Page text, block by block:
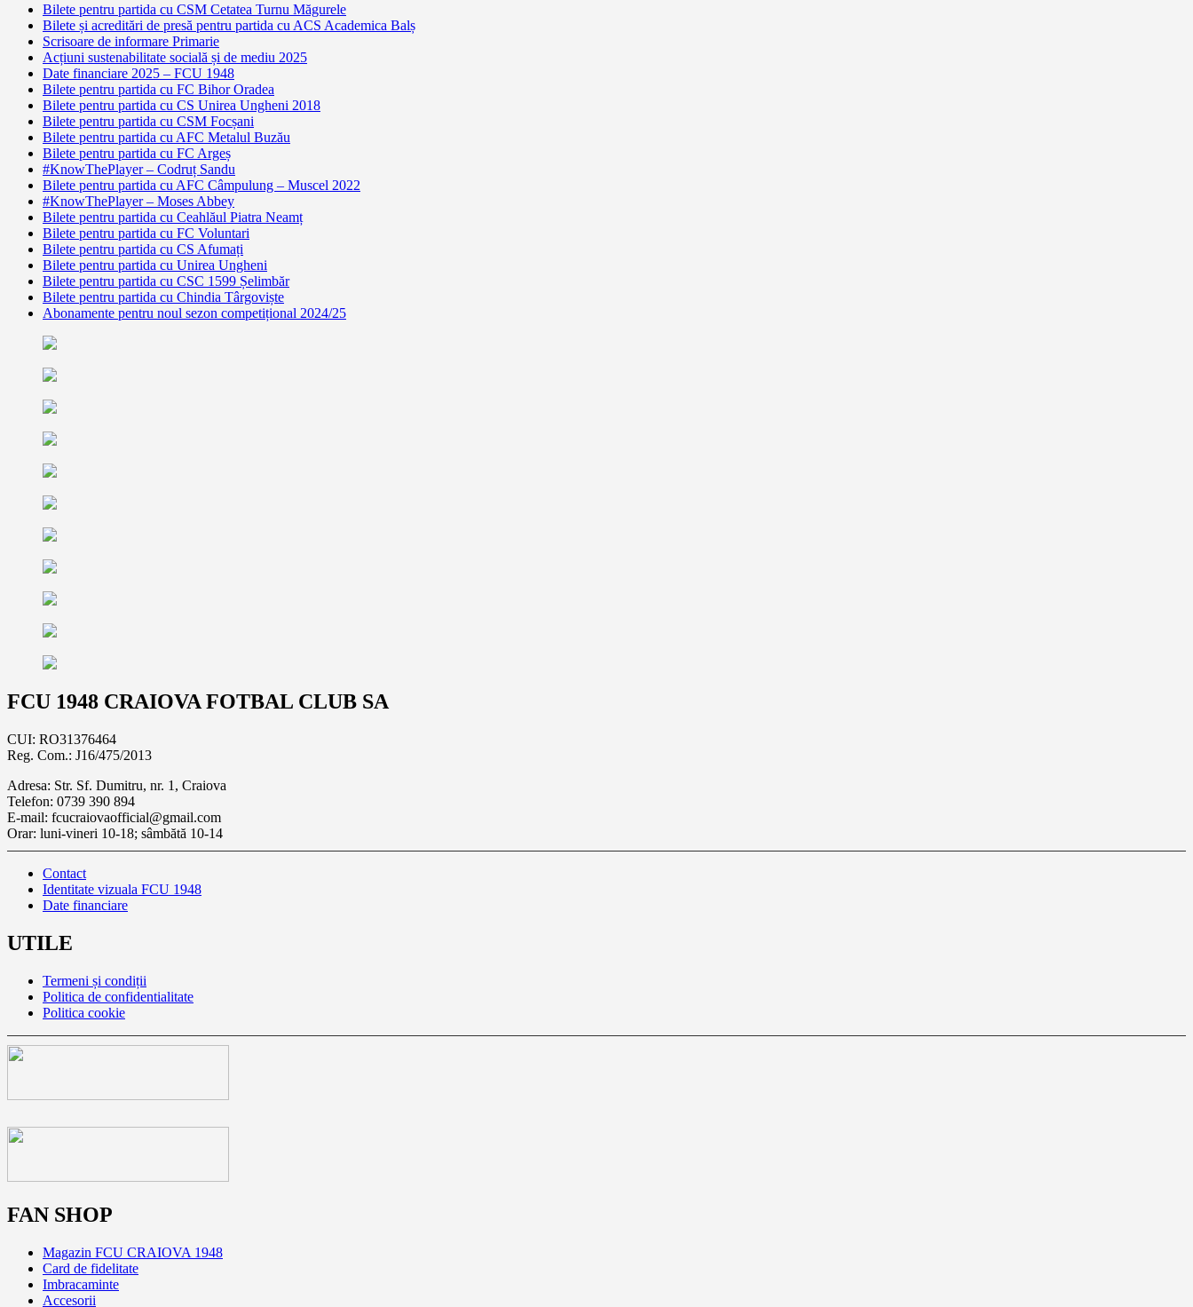
Bilete pentru partida cu CSM Cetatea Turnu Măgurele
Bilete și acreditări de presă pentru partida cu ACS Academica Balș
Scrisoare de informare Primarie
Acțiuni sustenabilitate socială și de mediu 2025
Date financiare 2025 – FCU 1948
Bilete pentru partida cu FC Bihor Oradea
Bilete pentru partida cu CS Unirea Ungheni 2018
Bilete pentru partida cu CSM Focșani
Bilete pentru partida cu AFC Metalul Buzău
Bilete pentru partida cu FC Argeș
#KnowThePlayer – Codruț Sandu
Bilete pentru partida cu AFC Câmpulung – Muscel 2022
#KnowThePlayer – Moses Abbey
Bilete pentru partida cu Ceahlăul Piatra Neamț
Bilete pentru partida cu FC Voluntari
Bilete pentru partida cu CS Afumați
Bilete pentru partida cu Unirea Ungheni
Bilete pentru partida cu CSC 1599 Șelimbăr
Bilete pentru partida cu Chindia Târgoviște
Abonamente pentru noul sezon competițional 2024/25
FCU 1948 CRAIOVA FOTBAL CLUB SA
CUI: RO31376464
Reg. Com.: J16/475/2013
Adresa: Str. Sf. Dumitru, nr. 1, Craiova
Telefon: 0739 390 894
E-mail: fcucraiovaofficial@gmail.com
Orar: luni-vineri 10-18; sâmbătă 10-14
Contact
Identitate vizuala FCU 1948
Date financiare
UTILE
Termeni și condiții
Politica de confidentialitate
Politica cookie
FAN SHOP
Magazin FCU CRAIOVA 1948
Card de fidelitate
Imbracaminte
Accesorii